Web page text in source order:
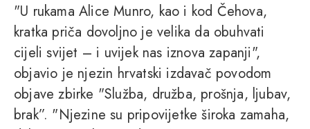
"U rukama Alice Munro, kao i kod Čehova,
kratka priča dovoljno je velika da obuhvati
cijeli svijet – i uvijek nas iznova zapanji",
objavio je njezin hrvatski izdavač povodom
objave zbirke "Služba, družba, prošnja, ljubav,
brak”. "Njezine su pripovijetke široka zamaha,